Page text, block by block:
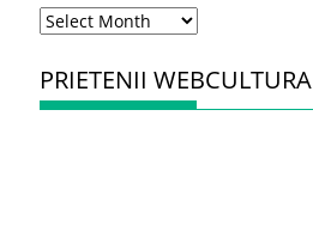
Arhiva
PRIETENII WEBCULTURA